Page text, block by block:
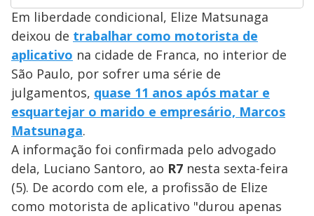
Em liberdade condicional, Elize Matsunaga
deixou de trabalhar como motorista de
aplicativo na cidade de Franca, no interior de
São Paulo, por sofrer uma série de
julgamentos, quase 11 anos após matar e
esquartejar o marido e empresário, Marcos
Matsunaga.
A informação foi confirmada pelo advogado
dela, Luciano Santoro, ao R7 nesta sexta-feira
(5). De acordo com ele, a profissão de Elize
como motorista de aplicativo "durou apenas